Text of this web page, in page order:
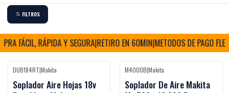
FILTROS
FÁCIL, RÁPIDA Y SEGURA|RETIRO EN 60MIN|METODOS DE PAGO
-17%OFF
DUB184RT|Makita
Soplador Aire Hojas 18v
-26%OFF
M4000B|Makita
Soplador De Aire Makita